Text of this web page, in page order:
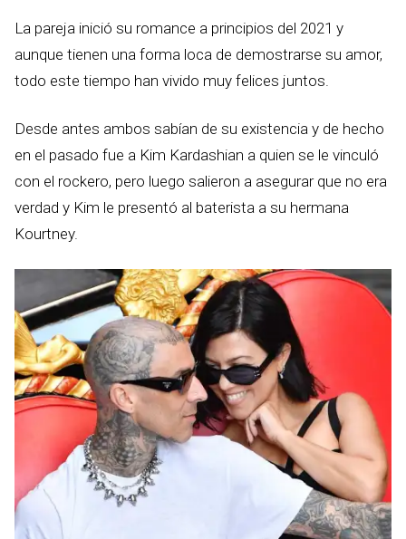
La pareja inició su romance a principios del 2021 y
aunque tienen una forma loca de demostrarse su amor,
todo este tiempo han vivido muy felices juntos.
Desde antes ambos sabían de su existencia y de hecho
en el pasado fue a Kim Kardashian a quien se le vinculó
con el rockero, pero luego salieron a asegurar que no era
verdad y Kim le presentó al baterista a su hermana
Kourtney.